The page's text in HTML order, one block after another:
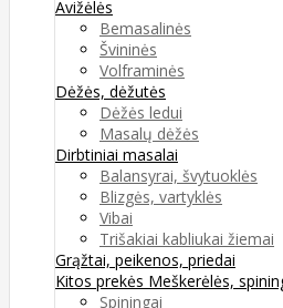
Avižėlės
Bemasalinės
Švininės
Volframinės
Dėžės, dėžutės
Dėžės ledui
Masalų dėžės
Dirbtiniai masalai
Balansyrai, švytuoklės
Blizgės, vartyklės
Vibai
Trišakiai kabliukai žiemai
Grąžtai, peikenos, priedai
Kitos prekės Meškerėlės,
Spiningai